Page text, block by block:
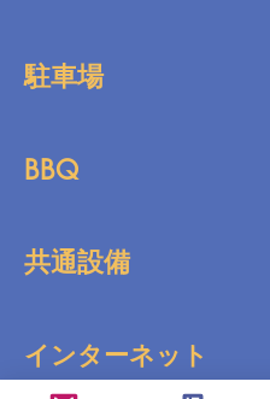
駐車場
BBQ
共通設備
インターネット